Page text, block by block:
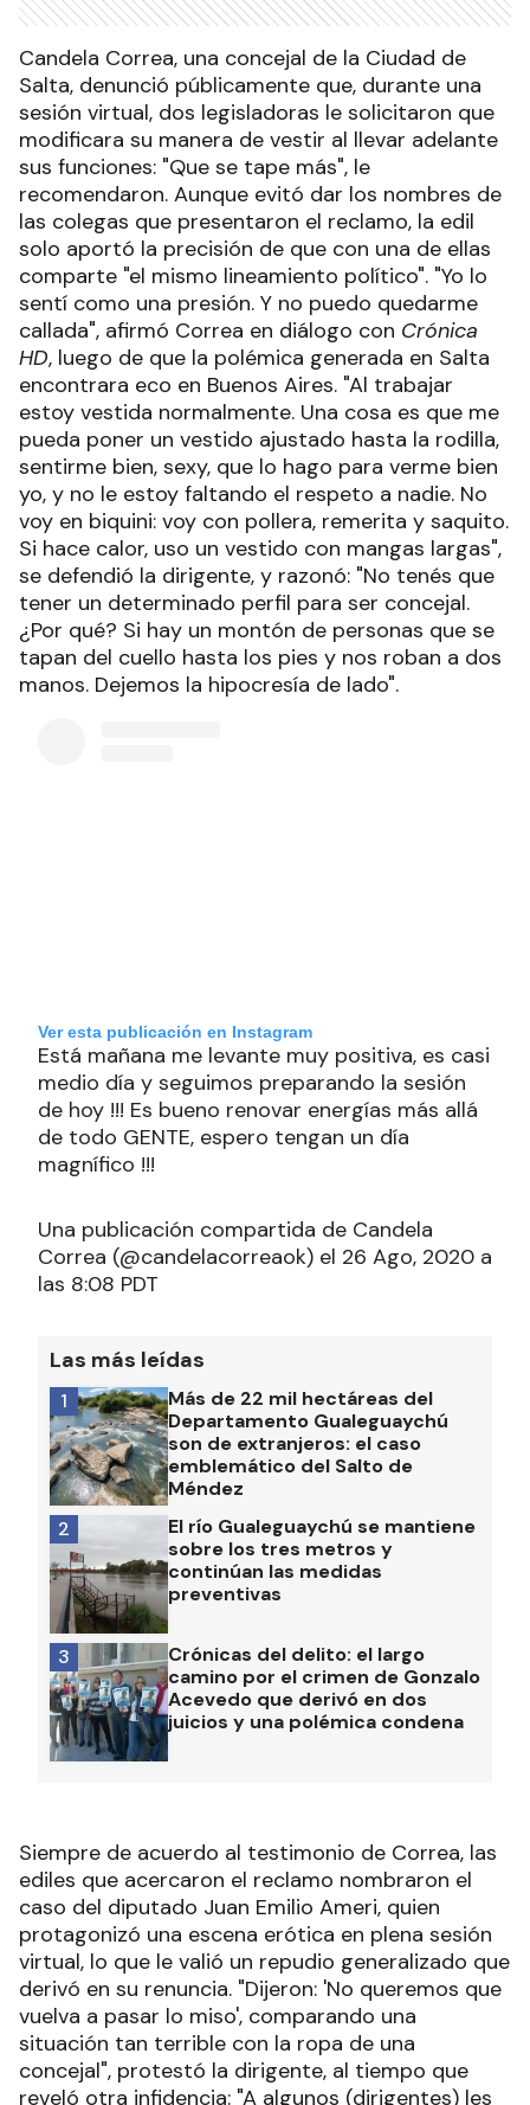
Candela Correa, una concejal de la Ciudad de
Salta, denunció públicamente que, durante una
sesión virtual, dos legisladoras le solicitaron que
modificara su manera de vestir al llevar adelante
sus funciones: "Que se tape más", le
recomendaron. Aunque evitó dar los nombres de
las colegas que presentaron el reclamo, la edil
solo aportó la precisión de que con una de ellas
comparte "el mismo lineamiento político". "Yo lo
sentí como una presión. Y no puedo quedarme
callada", afirmó Correa en diálogo con Crónica
HD, luego de que la polémica generada en Salta
encontrara eco en Buenos Aires. "Al trabajar
estoy vestida normalmente. Una cosa es que me
pueda poner un vestido ajustado hasta la rodilla,
sentirme bien, sexy, que lo hago para verme bien
yo, y no le estoy faltando el respeto a nadie. No
voy en biquini: voy con pollera, remerita y saquito.
Si hace calor, uso un vestido con mangas largas",
se defendió la dirigente, y razonó: "No tenés que
tener un determinado perfil para ser concejal.
¿Por qué? Si hay un montón de personas que se
tapan del cuello hasta los pies y nos roban a dos
manos. Dejemos la hipocresía de lado".
Ver esta publicación en Instagram
Está mañana me levante muy positiva, es casi
medio día y seguimos preparando la sesión
de hoy !!! Es bueno renovar energías más allá
de todo GENTE, espero tengan un día
magnífico !!!
Una publicación compartida de Candela
Correa (@candelacorreaok) el 26 Ago, 2020 a
las 8:08 PDT
Las más leídas
Más de 22 mil hectáreas del
Departamento Gualeguaychú
son de extranjeros: el caso
emblemático del Salto de
Méndez
1
El río Gualeguaychú se mantiene
sobre los tres metros y
continúan las medidas
preventivas
2
Crónicas del delito: el largo
camino por el crimen de Gonzalo
Acevedo que derivó en dos
juicios y una polémica condena
3
Siempre de acuerdo al testimonio de Correa, las
ediles que acercaron el reclamo nombraron el
caso del diputado Juan Emilio Ameri, quien
protagonizó una escena erótica en plena sesión
virtual, lo que le valió un repudio generalizado que
derivó en su renuncia. "Dijeron: 'No queremos que
vuelva a pasar lo miso', comparando una
situación tan terrible con la ropa de una
concejal", protestó la dirigente, al tiempo que
reveló otra infidencia: "A algunos (dirigentes) les